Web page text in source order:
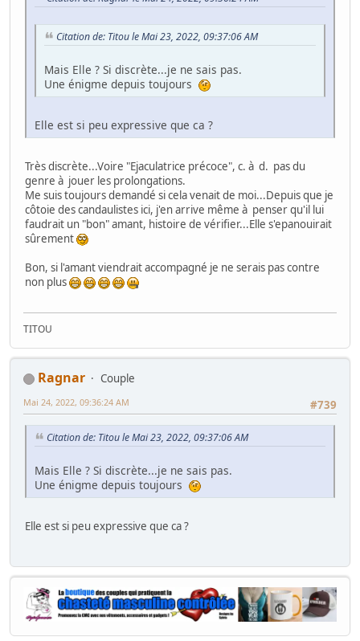
Citation de: Titou le Mai 23, 2022, 09:37:06 AM
Mais Elle ? Si discrète...je ne sais pas.
Une énigme depuis toujours
Elle est si peu expressive que ca ?
Très discrète...Voire "Ejaculatrice précoce", c. à d. pas du
genre à jouer les prolongations.
Me suis toujours demandé si cela venait de moi...Depuis que je
côtoie des candaulistes ici, j'en arrive même à penser qu'il lui
faudrait un "bon" amant, histoire de vérifier...Elle s'epanouirait
sûrement
Bon, si l'amant viendrait accompagné je ne serais pas contre
non plus
TITOU
Ragnar
Couple
#739
Mai 24, 2022, 09:36:24 AM
Citation de: Titou le Mai 23, 2022, 09:37:06 AM
Mais Elle ? Si discrète...je ne sais pas.
Une énigme depuis toujours
Elle est si peu expressive que ca ?